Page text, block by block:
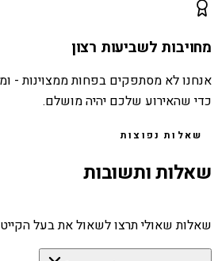
מחויבות לשביעות רצון
אנחנו לא מסתפקים בפחות ממצוינות -
כדי שהאירוע שלכם יהיה מושלם.
שאלות נפוצות
שאלות ותשובות
שאלות שאולי תרצו לשאול את בעל